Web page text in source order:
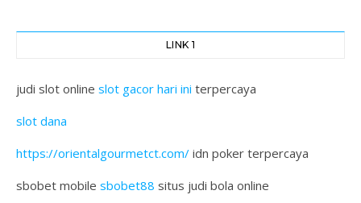
LINK 1
judi slot online slot gacor hari ini terpercaya
slot dana
https://orientalgourmetct.com/ idn poker terpercaya
sbobet mobile sbobet88 situs judi bola online